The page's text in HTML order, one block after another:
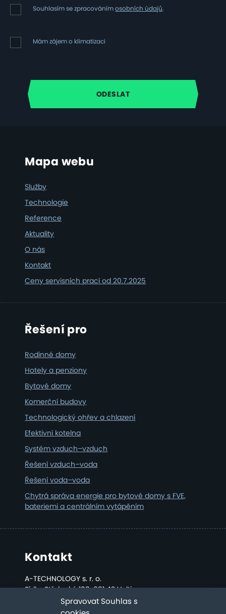
Spravovat Souhlas s
Souhlasím
se
Souhlasím se zpracovánímosobních údajů.
Mám
zájem
Mám zájem o klimatizaci
Footer
Mapa webu
Služby
Technologie
Reference
Aktuality
O nás
Kontakt
Ceny servisních prací od 20.7.2025
Řešení pro
Rodinné domy
Hotely a penziony
Bytové domy
Komerční budovy
Technologický ohřev a chlazení
Efektivní kotelna
Systém vzduch–vzduch
Řešení vzduch–voda
Řešení voda–voda
Chytrá správa energie pro bytové domy s FVE,
bateriemi a centrálním vytápěním
Kontakt
A-TECHNOLOGY s. r. o.
Sídlo: Střelecká 108, 691 42 Valtice
Kancelář a sklad: Bratislavská 2808, Břeclav